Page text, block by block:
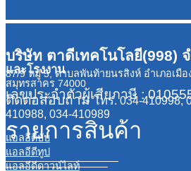
บริษัท ตาดีเทคโนโลยี(998)
และโรงงาน
87/9 หมู่ 5, ตำบลพันท้ายนรสิงห์ อำเภอเมื
สมุทรสาคร 74000
เลขประจำตัวผู้เสียภาษี :
ติดต่อสอบถามโทร. 034-410998,
410988, 034-410989
รายการสินค้า
แอลอีดีบับ
แอลอีดีทูป
แอลอีดีดาวน์ไลท์